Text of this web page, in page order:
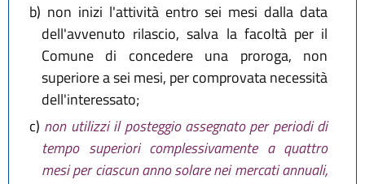
b) non inizi l'attività entro sei mesi dalla data
dell'avvenuto rilascio, salva la facoltà per il
Comune di concedere una proroga, non
superiore a sei mesi, per comprovata necessità
dell'interessato;
c) non utilizzi il posteggio assegnato per periodi di
tempo superiori complessivamente a quattro
mesi per ciascun anno solare nei mercati annuali,